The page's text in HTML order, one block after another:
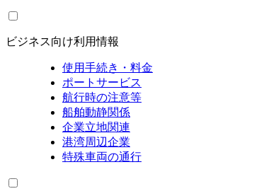
ビジネス向け利用情報
使用手続き・料金
ポートサービス
航行時の注意等
船舶動静関係
企業立地関連
港湾周辺企業
特殊車両の通行